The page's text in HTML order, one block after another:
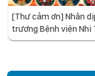
[Thư cảm ơn] Nhân
trương Bệnh viện Nhi
ương cơ sở 2